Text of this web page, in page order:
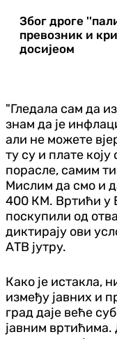
Због дроге
превозник и
досијеом
"Гледала сам да
знам да је
али не можете
ту су и плате
порасле, самим
Мислим да смо и
400 КМ. Вртићи у
поскупили од
диктирају ови
АТВ јутру.
Како је истакла,
између јавних и
град даје веће
јавним вртићима.